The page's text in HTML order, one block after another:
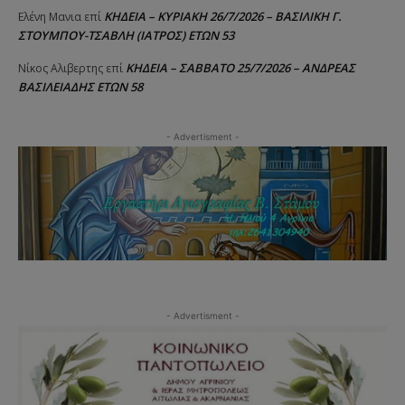
Ελένη Μανια επί ΚΗΔΕΙΑ – ΚΥΡΙΑΚΗ 26/7/2026 – ΒΑΣΙΛΙΚΗ Γ.
ΣΤΟΥΜΠΟΥ-ΤΣΑΒΛΗ (ΙΑΤΡΟΣ) ΕΤΩΝ 53
Νίκος Αλιβερτης επί ΚΗΔΕΙΑ – ΣΑΒΒΑΤΟ 25/7/2026 – ΑΝΔΡΕΑΣ
ΒΑΣΙΛΕΙΑΔΗΣ ΕΤΩΝ 58
- Advertisment -
- Advertisment -